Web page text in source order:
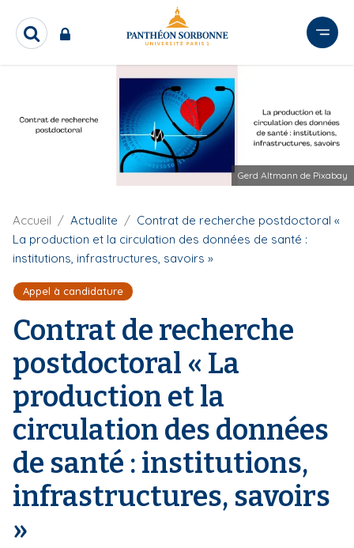
R
r
c
Gerd Altmann de Pixabay
F
i
d
A
i
a
Accueil Actualite
Contrat de recherche postdoctoral «
La production et la circulation des données de santé :
institutions, infrastructures, savoirs »
Appel à candidature
Contrat de recherche
postdoctoral « La
production et la
circulation des données
de santé : institutions,
infrastructures, savoirs
»